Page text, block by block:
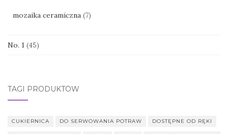
mozaika ceramiczna (7)
No. 1 (45)
TAGI PRODUKTÓW
CUKIERNICA DO SERWOWANIA POTRAW DOSTĘPNE OD RĘKI